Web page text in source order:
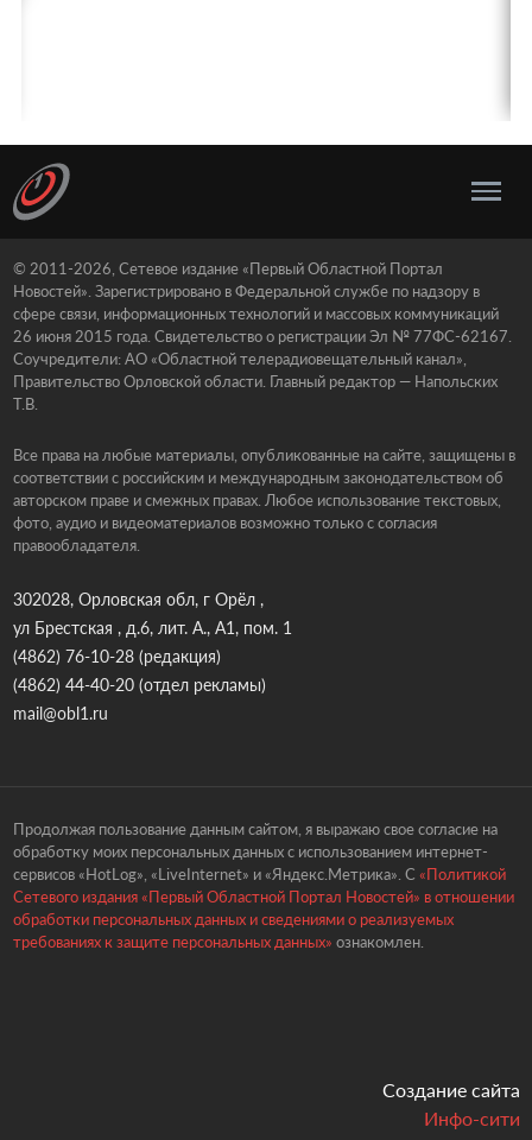
© 2011-2026, Сетевое издание «Первый Областной Портал
Новостей». Зарегистрировано в Федеральной службе по надзору в
сфере связи, информационных технологий и массовых коммуникаций
26 июня 2015 года. Свидетельство о регистрации Эл № 77ФС-62167.
Соучредители: АО «Областной телерадиовещательный канал»,
Правительство Орловской области. Главный редактор — Напольских
Т.В.
Все права на любые материалы, опубликованные на сайте, защищены в
соответствии с российским и международным законодательством об
авторском праве и смежных правах. Любое использование текстовых,
фото, аудио и видеоматериалов возможно только с согласия
правообладателя.
302028, Орловская обл, г Орёл ,
ул Брестская , д.6, лит. А., А1, пом. 1
(4862) 76-10-28(редакция)
(4862) 44-40-20(отдел рекламы)
mail@obl1.ru
Продолжая пользование данным сайтом, я выражаю свое согласие на
обработку моих персональных данных с использованием интернет-
сервисов «HotLog», «LiveInternet» и «Яндекс.Метрика». С «Политикой
Сетевого издания «Первый Областной Портал Новостей» в отношении
обработки персональных данных и сведениями о реализуемых
требованиях к защите персональных данных» ознакомлен.
Создание сайта
Инфо-сити